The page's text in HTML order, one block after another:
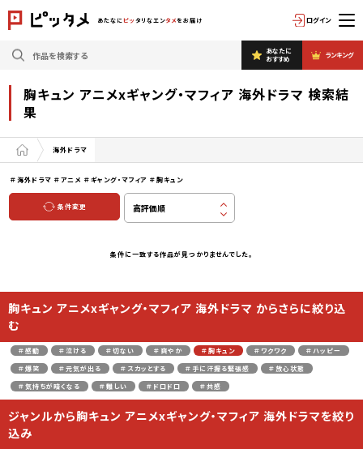
あたなに ピッ タリなエンタメをお届け ログイン
あなたに
おすすめ
ランキング
胸キュン アニメxギャング・マフィア 海外ドラマ 検索結
果
海外ドラマ
＃海外ドラマ ＃アニメ ＃ギャング・マフィア ＃胸キュン
条件変更
条件に一致する作品が見つかりませんでした。
胸キュン アニメxギャング・マフィア 海外ドラマ からさらに絞り込
む
＃感動 ＃泣ける ＃切ない ＃爽やか ＃胸キュン ＃ワクワク
＃ハッピー
＃爆笑
＃元気が出る ＃スカッとする ＃手に汗握る緊張感
＃放心状態
＃気持ちが暗くなる
＃難しい ＃ドロドロ ＃共感
ジャンルから胸キュン アニメxギャング・マフィア 海外ドラマを絞り
込み